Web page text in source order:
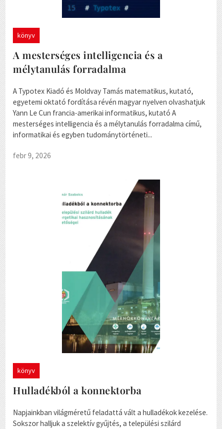
könyv
A mesterséges intelligencia és a
mélytanulás forradalma
A Typotex Kiadó és Moldvay Tamás matematikus, kutató,
egyetemi oktató fordítása révén magyar nyelven olvashatjuk
Yann Le Cun francia-amerikai informatikus, kutató A
mesterséges intelligencia és a mélytanulás forradalma című,
informatikai és egyben tudománytörténeti...
febr 9, 2026
könyv
Hulladékból a konnektorba
Napjainkban világméretű feladattá vált a hulladékok kezelése.
Sokszor halljuk a szelektív gyűjtés, a települési szilárd